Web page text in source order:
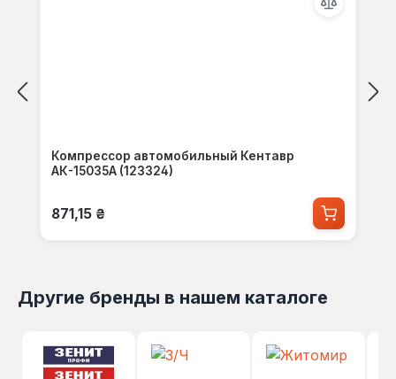
Компрессор автомобильный Кентавр
АК-15035А (123324)
Обычная цена:
871,15 ₴
Другие бренды в нашем каталоге